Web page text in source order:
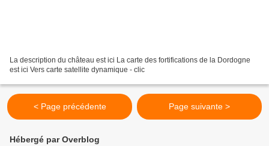
La description du château est ici La carte des fortifications de la Dordogne
est ici Vers carte satellite dynamique - clic
< Page précédente Page suivante >
Hébergé par Overblog